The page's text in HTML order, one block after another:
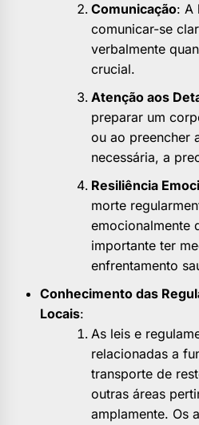
Comunicação: A
comunicar-se
verbalmente
crucial.
Atenção aos
preparar um
ou ao preencher
necessária, a
Resiliência
morte
emocionalmente
importante ter
enfrentamento
Conhecimento das
Locais:
As leis e
relacionadas a
transporte de
outras áreas
amplamente. Os